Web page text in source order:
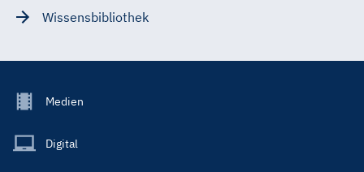
Wissensbibliothek
Footer
Main
Medien
Digital